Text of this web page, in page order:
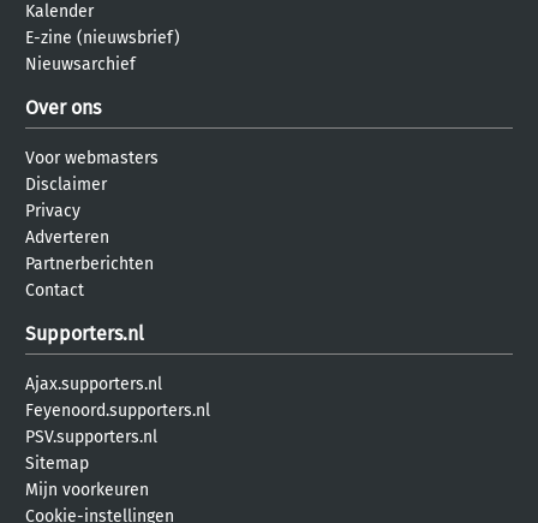
Kalender
E-zine (nieuwsbrief)
Nieuwsarchief
Over ons
Voor webmasters
Disclaimer
Privacy
Adverteren
Partnerberichten
Contact
Supporters.nl
Ajax.supporters.nl
Feyenoord.supporters.nl
PSV.supporters.nl
Sitemap
Mijn voorkeuren
Cookie-instellingen